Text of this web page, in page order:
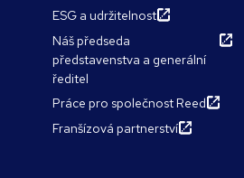
ESG a udržitelnost
Náš předseda
představenstva a generální
ředitel
Práce pro společnost Reed
Franšízová partnerství